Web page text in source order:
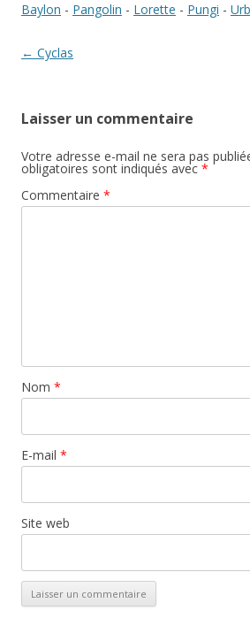
Baylon - Pangolin - Lorette - Pungi -
Navigation des articles
← Cyclas
Laisser un commentaire
Votre adresse e-mail ne sera pas
obligatoires sont indiqués avec *
Commentaire *
Nom *
E-mail *
Site web